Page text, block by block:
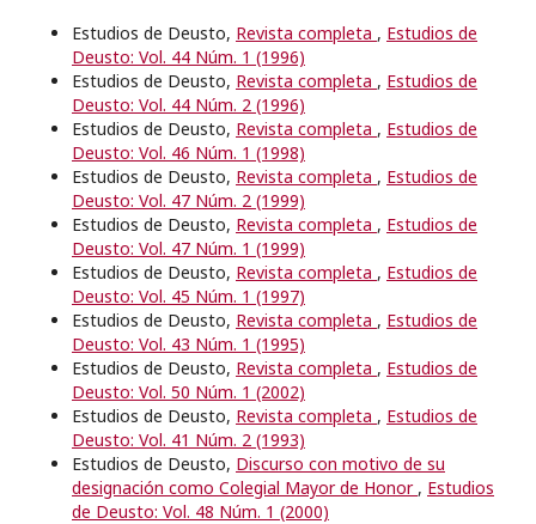
Estudios de Deusto, Revista completa , Estudios de
Deusto: Vol. 44 Núm. 1 (1996)
Estudios de Deusto, Revista completa , Estudios de
Deusto: Vol. 44 Núm. 2 (1996)
Estudios de Deusto, Revista completa , Estudios de
Deusto: Vol. 46 Núm. 1 (1998)
Estudios de Deusto, Revista completa , Estudios de
Deusto: Vol. 47 Núm. 2 (1999)
Estudios de Deusto, Revista completa , Estudios de
Deusto: Vol. 47 Núm. 1 (1999)
Estudios de Deusto, Revista completa , Estudios de
Deusto: Vol. 45 Núm. 1 (1997)
Estudios de Deusto, Revista completa , Estudios de
Deusto: Vol. 43 Núm. 1 (1995)
Estudios de Deusto, Revista completa , Estudios de
Deusto: Vol. 50 Núm. 1 (2002)
Estudios de Deusto, Revista completa , Estudios de
Deusto: Vol. 41 Núm. 2 (1993)
Estudios de Deusto, Discurso con motivo de su
designación como Colegial Mayor de Honor , Estudios
de Deusto: Vol. 48 Núm. 1 (2000)